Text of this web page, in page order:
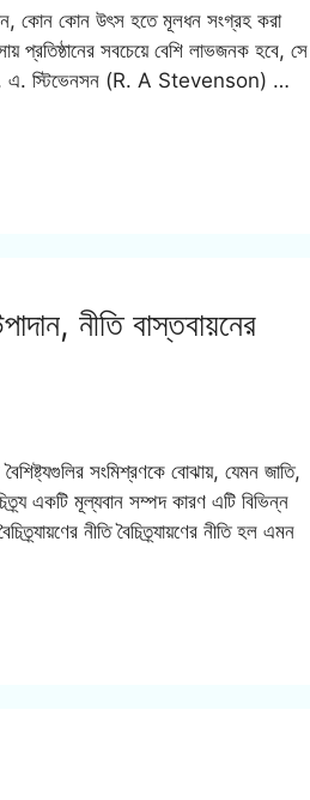
কোন কোন উৎস হতে মূলধন সংগ্রহ করা
প্রতিষ্ঠানের সবচেয়ে বেশি লাভজনক হবে, সে
আর. এ. স্টিভেনসন (R. A Stevenson) …
নীতি বাস্তবায়নের
সংমিশ্রণকে বোঝায়, যেমন জাতি,
একটি মূল্যবান সম্পদ কারণ এটি বিভিন্ন
নীতি বৈচিত্র্যায়ণের নীতি হল এমন